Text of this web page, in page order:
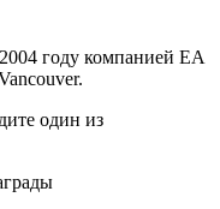
году компанией EA
один из